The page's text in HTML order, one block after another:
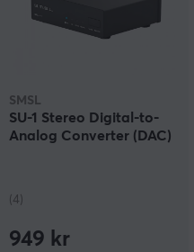
SMSL
SU-1 Stereo Digital-to-
Analog Converter (DAC)
(4)
949 kr